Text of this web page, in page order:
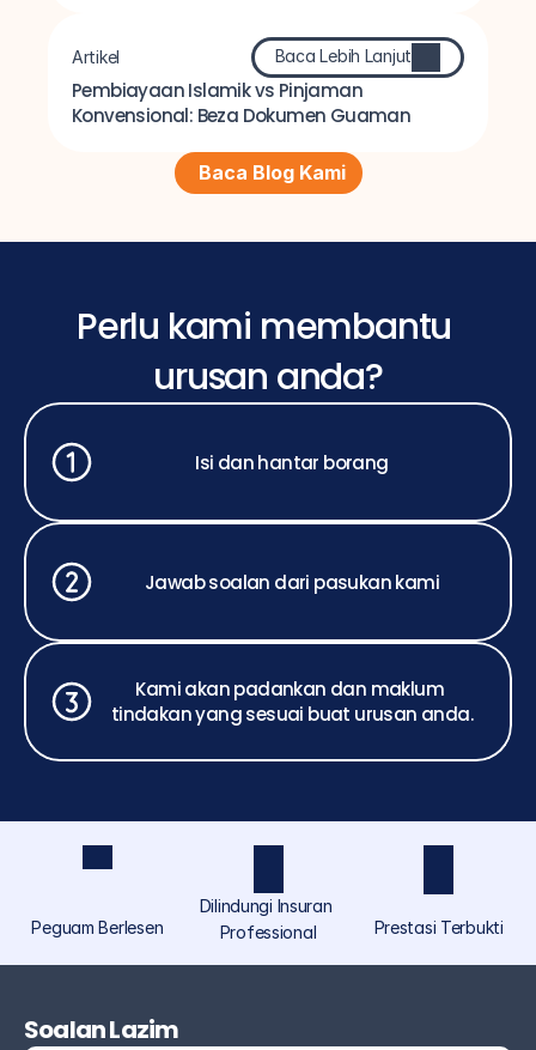
Artikel Baca Lebih Lanjut
Pembiayaan Islamik vs Pinjaman
Konvensional: Beza Dokumen Guaman
Baca Blog Kami
Perlu kami membantu
urusan anda?
Isi dan hantar borang
Jawab soalan dari pasukan kami
Kami akan padankan dan maklum
tindakan yang sesuai buat urusan anda.
Peguam Berlesen
Dilindungi Insuran
Professional
Prestasi Terbukti
Soalan Lazim
ramai di bawah Akmal Saufi & Co, menyediakan